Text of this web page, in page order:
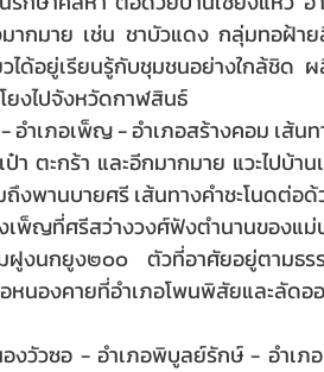
กมาย เช่น ชาบัวแดง กลุ่มทอฝ้า
ได้อยู่เรียนรู้กับชุมชนอย่างใกล้ชิด
ยงไปจังหวัดกาฬสินธ์
ำเภอเพ็ญ - อำเภอสร้างคอม เส้นท
ตะกร้า และอีกมากมาย แวะไปบ้าน
งพานบายศรี เส้นทางคำชะโนดต่อ
งเพ็ญที่ศรีสว่างวงศ์ฟังตำนานของแ
งนกยูง๒๐๐ ตัวที่อาศัยอยู่ตามธร
งคายที่อำเภอโพนพิสัยและลัดอ
งวัวซอ - อำเภอพิบูลย์รักษ์ - อำเภ